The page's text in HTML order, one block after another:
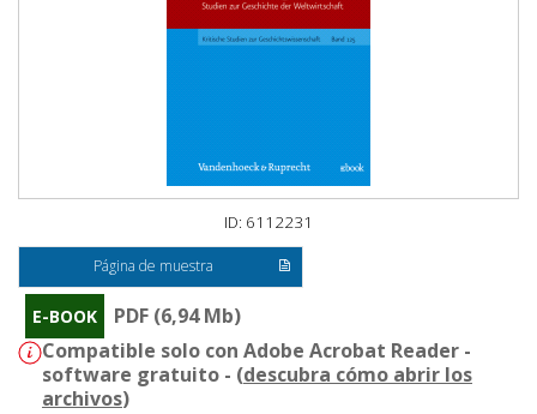
ID: 6112231
Página de muestra
E-BOOK
PDF (6,94 Mb)
Compatible solo con Adobe Acrobat Reader -
software gratuito - (descubra cómo abrir los
archivos)